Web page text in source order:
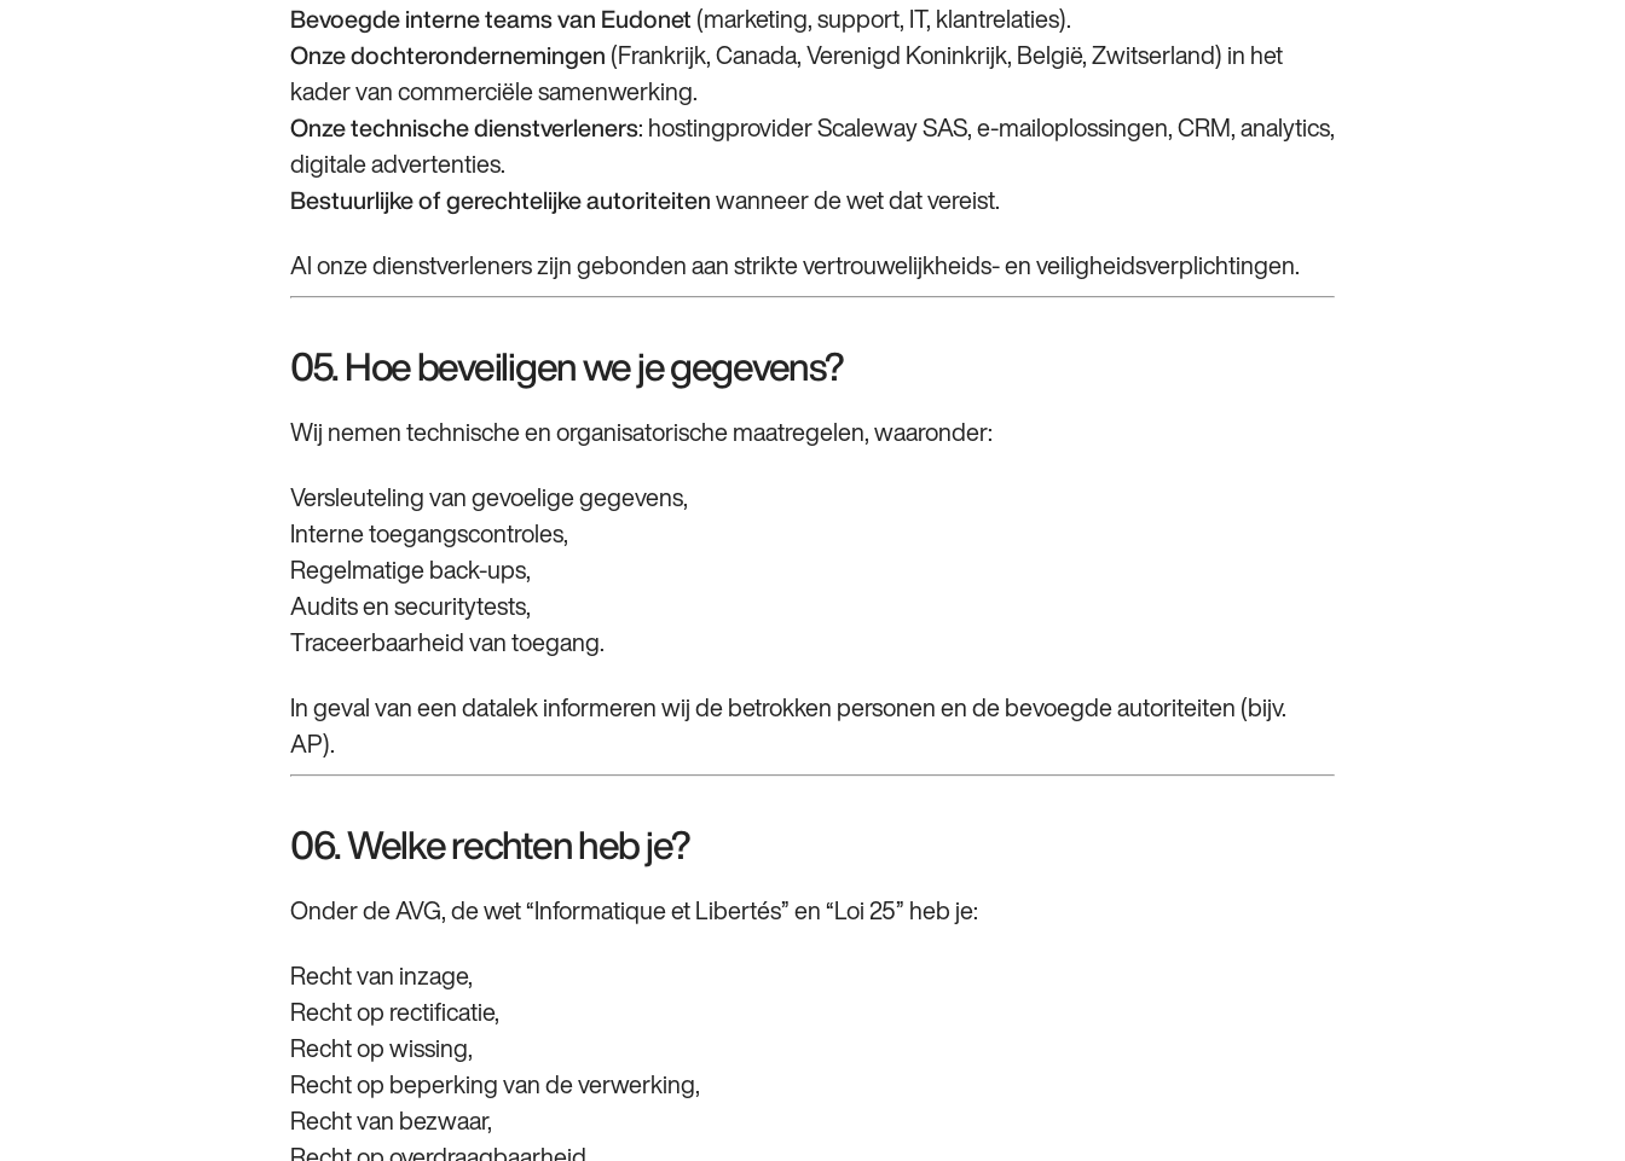
Bevoegde interne teams van Eudonet (marketing, support, IT, klantrelaties).
Onze dochterondernemingen (Frankrijk, Canada, Verenigd Koninkrijk, België, Zwitserland) in het
kader van commerciële samenwerking.
Onze technische dienstverleners: hostingprovider Scaleway SAS, e‑mailoplossingen, CRM, analytics,
digitale advertenties.
Bestuurlijke of gerechtelijke autoriteiten wanneer de wet dat vereist.
Al onze dienstverleners zijn gebonden aan strikte vertrouwelijkheids- en veiligheidsverplichtingen.
05. Hoe beveiligen we je gegevens?
Wij nemen technische en organisatorische maatregelen, waaronder:
Versleuteling van gevoelige gegevens,
Interne toegangscontroles,
Regelmatige back‑ups,
Audits en securitytests,
Traceerbaarheid van toegang.
In geval van een datalek informeren wij de betrokken personen en de bevoegde autoriteiten (bijv.
AP).
06. Welke rechten heb je?
Onder de AVG, de wet “Informatique et Libertés” en “Loi 25” heb je:
Recht van inzage,
Recht op rectificatie,
Recht op wissing,
Recht op beperking van de verwerking,
Recht van bezwaar,